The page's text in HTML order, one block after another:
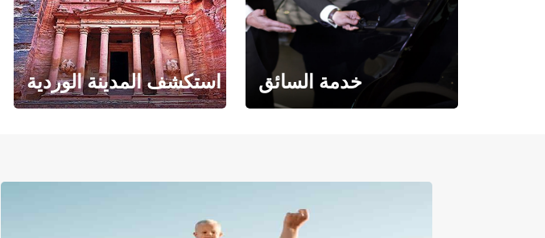
استكشف المدينة الوردية خدمة السائق